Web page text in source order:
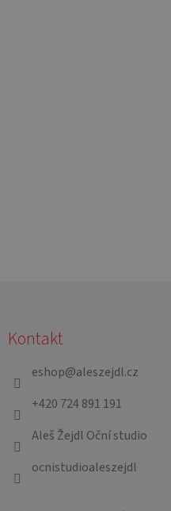
Kontakt
eshop@aleszejdl.cz
+420 724 891 191
Aleš Žejdl Oční studio
ocnistudioaleszejdl